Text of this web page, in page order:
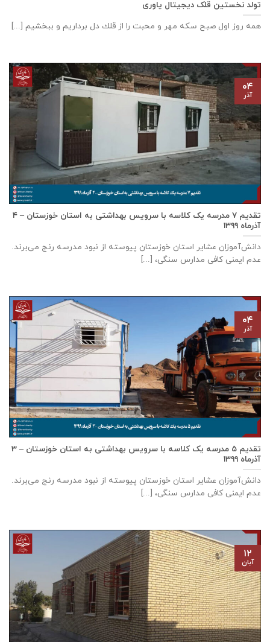
تولد نخستین قلک دیجیتال یاوری
همه روز اول صبح سكه مهر و محبت را از قلك دل برداريم و ببخشيم [...]
تقدیم ۷ مدرسه یک کلاسه با سرويس بهداشتی به استان خوزستان – ۴
آذر‌ماه ۱۳۹۹
دانش‌آموزان عشایر استان خوزستان پيوسته از نبود مدرسه رنج می‌برند.
عدم ایمنی کافی مدارس سنگی، [...]
۰۴
آذر
تقدیم ۵ مدرسه یک کلاسه با سرويس بهداشتی به استان خوزستان – ۳
آذر‌ماه ۱۳۹۹
دانش‌آموزان عشایر استان خوزستان پيوسته از نبود مدرسه رنج می‌برند.
عدم ایمنی کافی مدارس سنگی، [...]
۰۴
آذر
۱۲
آبان